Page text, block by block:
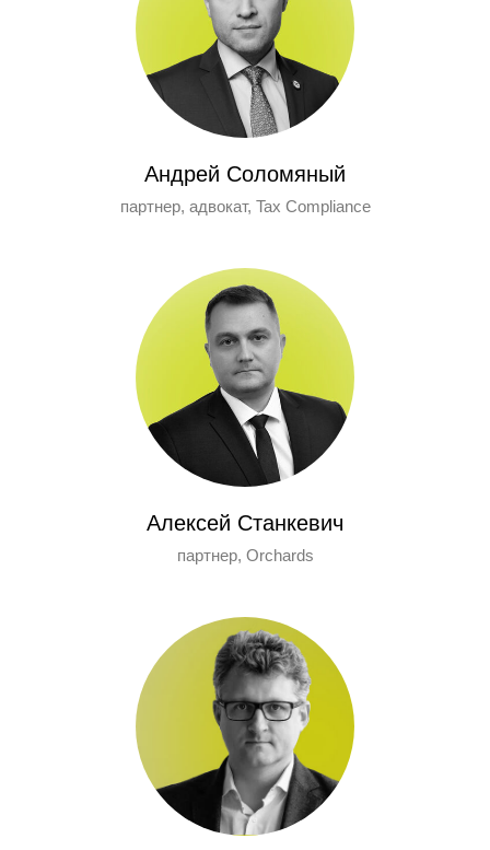
Андрей Соломяный
партнер, адвокат, Tax Compliance
Алексей Станкевич
партнер, Orchards